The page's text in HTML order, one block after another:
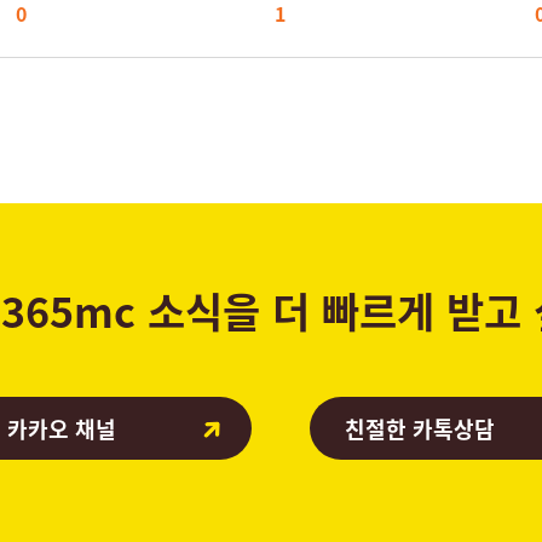
0
1
365mc 소식을 더 빠르게 받고
카오 채널 친절한 카톡상담